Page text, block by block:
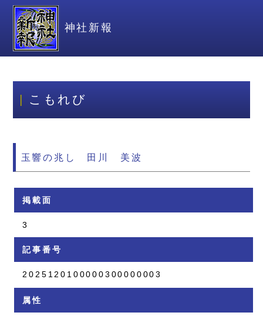
神社新報
こもれび
玉響の兆し 田川 美波
掲載面
3
記事番号
2025120100000300000003
属性